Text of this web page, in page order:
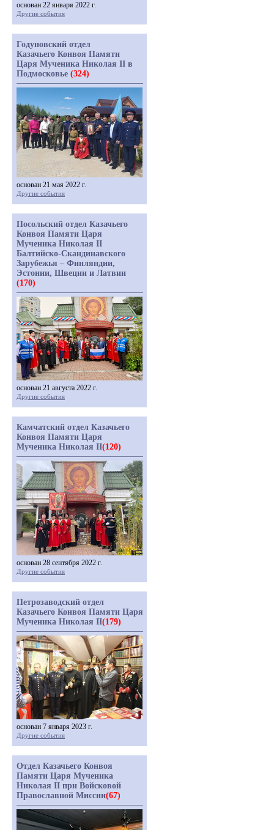
основан 22 января 2022 г.
Другие события
Годуновский отдел
Казачьего Конвоя Памяти
Царя Мученика Николая II в
Подмосковье (324)
основан 21 мая 2022 г.
Другие события
Посольский отдел Казачьего
Конвоя Памяти Царя
Мученика Николая II
Балтийско-Скандинавского
Зарубежья – Финляндии,
Эстонии, Швеции и Латвии
(170)
основан 21 августа 2022 г.
Другие события
Камчатский отдел Казачьего
Конвоя Памяти Царя
Мученика Николая II(120)
основан 28 сентября 2022 г.
Другие события
Петрозаводский отдел
Казачьего Конвоя Памяти Царя
Мученика Николая II(179)
основан 7 января 2023 г.
Другие события
Отдел Казачьего Конвоя
Памяти Царя Мученика
Николая II при Войсковой
Православной Миссии(67)